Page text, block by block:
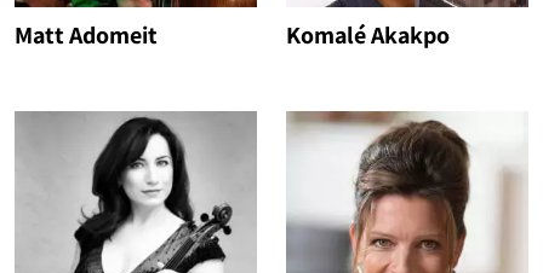
Matt Adomeit Komalé Akakpo